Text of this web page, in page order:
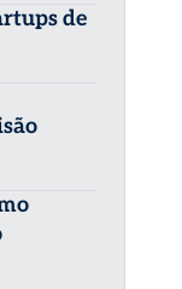
de